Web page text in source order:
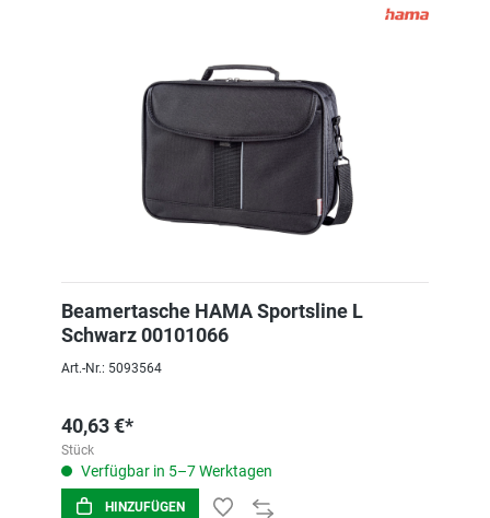
Beamertasche HAMA Sportsline L
Schwarz 00101066
Art.-Nr.: 5093564
40,63 €*
Stück
Verfügbar in 5–7 Werktagen
HINZUFÜGEN